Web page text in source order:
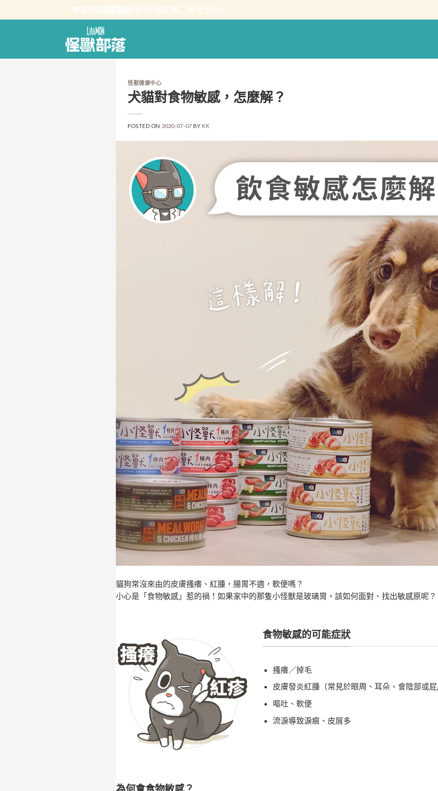
to
怪獸健康中心
犬貓對食物敏感，怎麼解？
POSTED ON 2020-07-07 BY KK
貓狗常沒來由的皮膚搔癢、紅腫，腸胃不適，軟便嗎？
小心是「食物敏感」惹的禍！如果家中的那隻小怪獸是玻璃胃，該如何面對、找出敏感原呢？
食物敏感的可能症狀
搔癢／掉毛
皮膚發炎紅腫 （常見於眼周、耳朵、會陰部或
嘔吐、軟便
流淚導致淚痕、皮屑多